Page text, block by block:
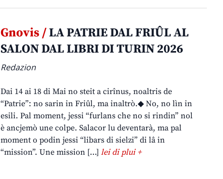
Gnovis /LA PATRIE DAL FRIÛL AL
SALON DAL LIBRI DI TURIN 2026
Redazion
Dai 14 ai 18 di Mai no steit a cirînus, noaltris de
“Patrie”: no sarin in Friûl, ma inaltrò.◆ No, no lìn in
esili. Pal moment, jessi “furlans che no si rindin” nol
è ancjemò une colpe. Salacor lu deventarà, ma pal
moment o podin jessi “libars di sielzi” di lâ in
“mission”. Une mission […]lei di plui +